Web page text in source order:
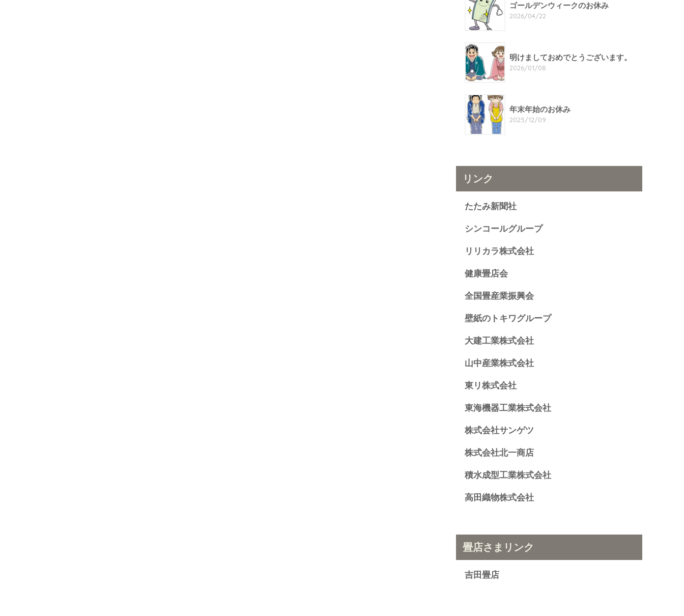
ゴールデンウィークのお休み
2026/04/22
明けましておめでとうございます。
2026/01/08
年末年始のお休み
2025/12/09
リンク
たたみ新聞社
シンコールグループ
リリカラ株式会社
健康畳店会
全国畳産業振興会
壁紙のトキワグループ
大建工業株式会社
山中産業株式会社
東リ株式会社
東海機器工業株式会社
株式会社サンゲツ
株式会社北一商店
積水成型工業株式会社
高田織物株式会社
畳店さまリンク
吉田畳店